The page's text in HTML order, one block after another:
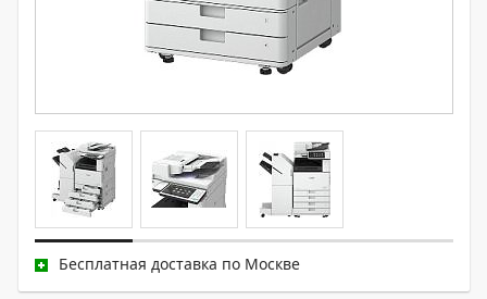
Бесплатная доставка по Москве